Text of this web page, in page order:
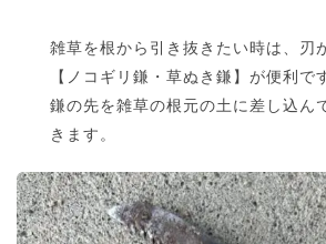
雑草を根から引き抜きたい時は、刃
【ノコギリ鎌・草ぬき鎌】が便利で
鎌の先を雑草の根元の土に差し込ん
きます。